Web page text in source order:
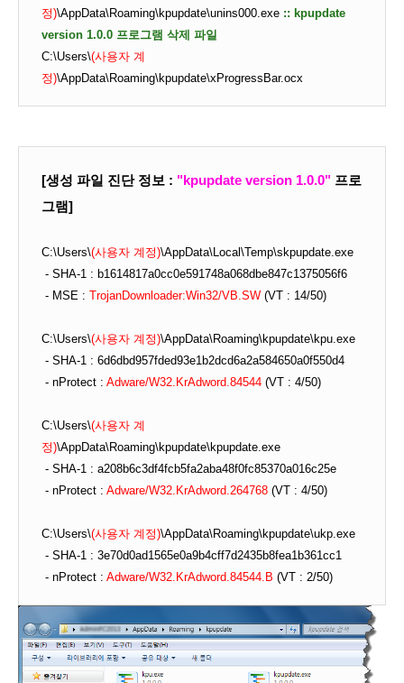
정)\AppData\Roaming\kpupdate\unins000.exe :: kpupdate
version 1.0.0 프로그램 삭제 파일
C:\Users\(사용자 계
정)\AppData\Roaming\kpupdate\xProgressBar.ocx
[생성 파일 진단 정보 : "kpupdate version 1.0.0" 프로
그램]
C:\Users\(사용자 계정)\AppData\Local\Temp\skpupdate.exe
- SHA-1 : b1614817a0cc0e591748a068dbe847c1375056f6
- MSE : TrojanDownloader:Win32/VB.SW (VT : 14/50)
C:\Users\(사용자 계정)\AppData\Roaming\kpupdate\kpu.exe
- SHA-1 : 6d6dbd957fded93e1b2dcd6a2a584650a0f550d4
- nProtect : Adware/W32.KrAdword.84544 (VT : 4/50)
C:\Users\(사용자 계
정)\AppData\Roaming\kpupdate\kpupdate.exe
- SHA-1 : a208b6c3df4fcb5fa2aba48f0fc85370a016c25e
- nProtect : Adware/W32.KrAdword.264768 (VT : 4/50)
C:\Users\(사용자 계정)\AppData\Roaming\kpupdate\ukp.exe
- SHA-1 : 3e70d0ad1565e0a9b4cff7d2435b8fea1b361cc1
- nProtect : Adware/W32.KrAdword.84544.B (VT : 2/50)